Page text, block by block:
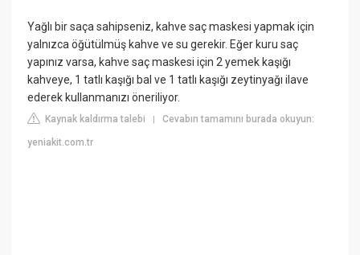
Yağlı bir saça sahipseniz, kahve saç maskesi yapmak için
yalnızca öğütülmüş kahve ve su gerekir. Eğer kuru saç
yapınız varsa, kahve saç maskesi için 2 yemek kaşığı
kahveye, 1 tatlı kaşığı bal ve 1 tatlı kaşığı zeytinyağı ilave
ederek kullanmanızı öneriliyor.
Kaynak kaldırma talebi |Cevabın tamamını burada okuyun:
yeniakit.com.tr